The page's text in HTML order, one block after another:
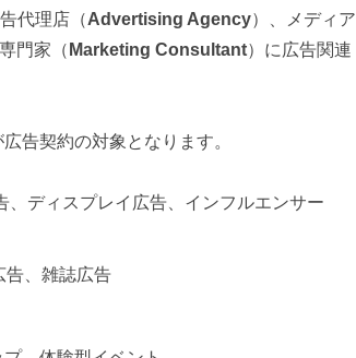
代理店（Advertising Agency）、メディア
門家（ Marketing Consultant）に広告関連
告契約の対象となります。
ディスプレイ広告、インフルエンサー
告、雑誌広告